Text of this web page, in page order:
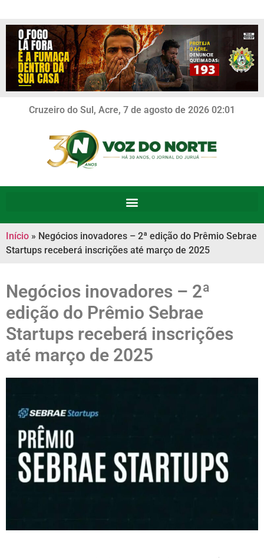
Cruzeiro do Sul, Acre, 7 de agosto de 2026 02:01
Início » Negócios inovadores – 2ª edição do Prêmio Sebrae
Startups receberá inscrições até março de 2025
Negócios inovadores – 2ª
edição do Prêmio Sebrae
Startups receberá inscrições
até março de 2025